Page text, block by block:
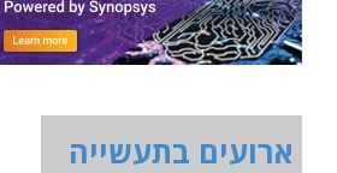
ארועים בתעשייה